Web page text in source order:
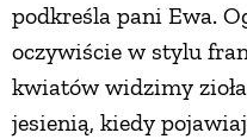
podkreśla pani Ewa.
oczywiście w stylu
kwiatów widzimy
jesienią, kiedy